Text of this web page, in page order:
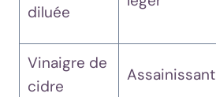
diluée
Vinaigre de
cidre
Assainissant